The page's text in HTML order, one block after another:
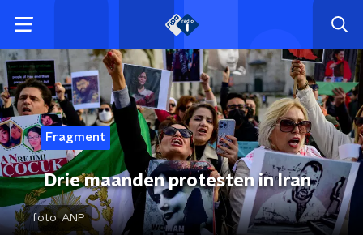
Fragment
Drie maanden protesten in Iran
foto:ANP